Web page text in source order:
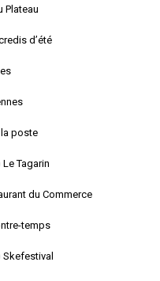
Plateau
d’été
poste
Tagarin
du Commerce
temps
Skefestival